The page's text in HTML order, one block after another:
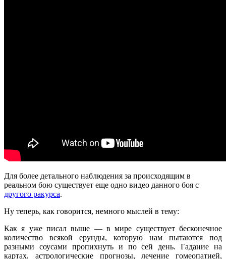
Для более детального наблюдения за происходящим в
реальном бою существует еще одно видео данного боя с
другого ракурса.
Ну теперь, как говорится, немного мыслей в тему:
Как я уже писал выше — в мире существует бесконечное
количество всякой ерунды, которую нам пытаются под
разными соусами пропихнуть и по сей день. Гадание на
картах, астрологические прогнозы, лечение гомеопатией,